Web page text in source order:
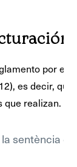
por el
es decir,
que realizan.